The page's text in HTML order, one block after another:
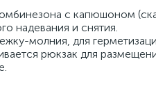
с капюшоном
надевания и снятия.
молния, для
рюкзак для